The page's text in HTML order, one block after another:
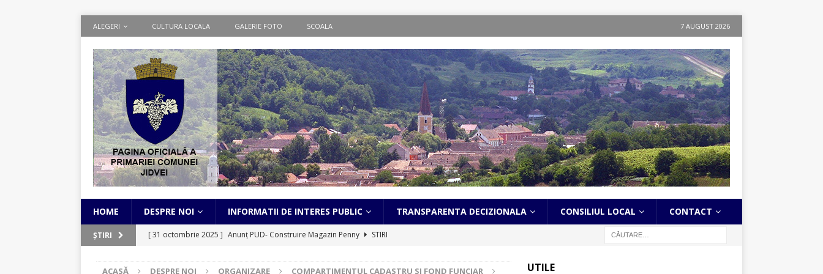
ALEGERI CULTURA LOCALA GALERIE FOTO SCOALA 7 AUGUST 2026
HOME DESPRE NOI INFORMATII DE INTERES PUBLIC TRANSPARENTA DECIZIONALA CONSILIUL LOCAL CONTACT
ȘTIRI [ 31 octombrie 2025 ] Anunț PUD- Construire Magazin Penny
STIRI
ACASĂ DESPRE NOI ORGANIZARE
COMPARTIMENTUL CADASTRU SI FOND FUNCIAR
UTILE